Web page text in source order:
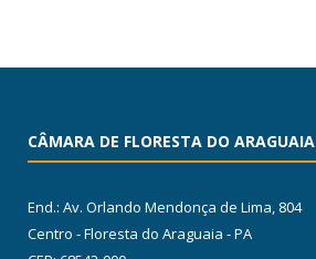
CÂMARA DE FLORESTA DO ARAGUAIA
End.: Av. Orlando Mendonça de Lima, 804
Centro - Floresta do Araguaia - PA